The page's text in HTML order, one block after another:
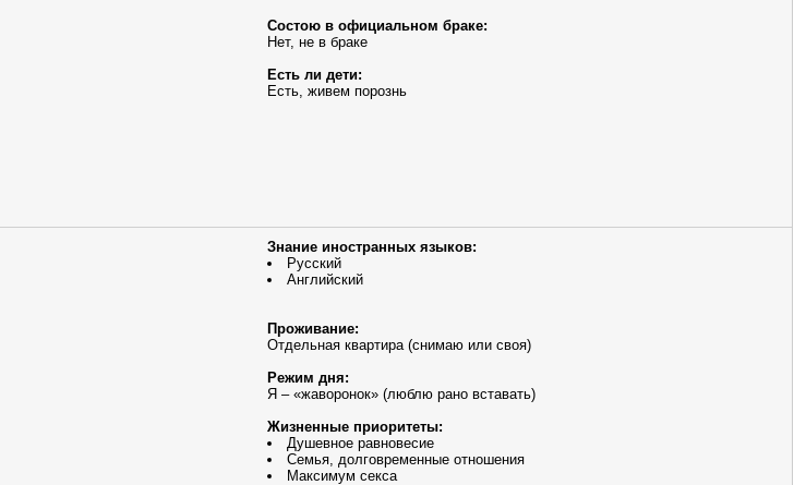
Состою в официальном браке:
Нет, не в браке
Есть ли дети:
Есть, живем порознь
Знание иностранных языков:
Русский
Английский
Проживание:
Отдельная квартира (снимаю или своя)
Режим дня:
Я – «жаворонок» (люблю рано вставать)
Жизненные приоритеты:
Душевное равновесие
Семья, долговременные отношения
Максимум секса